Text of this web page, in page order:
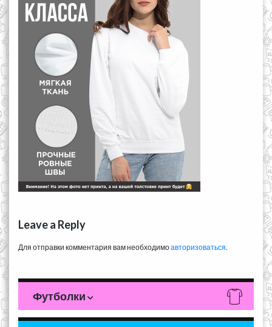
Leave a Reply
Для отправки комментария вам необходимоавторизоваться
Футболки